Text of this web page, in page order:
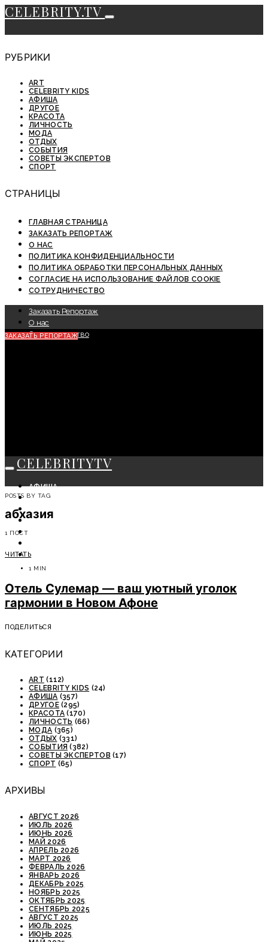
CELEBRITY.TV
РУБРИКИ
ART
CELEBRITY KIDS
АФИША
ДРУГОЕ
КРАСОТА
ЛИЧНОСТЬ
МОДА
ОТДЫХ
СОБЫТИЯ
СОВЕТЫ ЭКСПЕРТОВ
СПОРТ
СТРАНИЦЫ
ГЛАВНАЯ СТРАНИЦА
ЗАКАЗАТЬ РЕПОРТАЖ
О НАС
ПОЛИТИКА КОНФИДЕНЦИАЛЬНОСТИ
ПОЛИТИКА ОБРАБОТКИ ПЕРСОНАЛЬНЫХ ДАННЫХ
СОГЛАСИЕ НА ИСПОЛЬЗОВАНИЕ ФАЙЛОВ COOKIE
СОТРУДНИЧЕСТВО
Заказать Репортаж
О нас
Сотрудничество
ЗАКАЗАТЬ РЕПОРТАЖ
CELEBRITYTV
АФИША
СОБЫТИЯ
КРАСОТА
МОДА
СОВЕТЫ ЭКСПЕРТОВ
POSTS BY TAG
абхазия
1 ПОСТ
ЧИТАТЬ
1 MIN
Отель Сулемар — ваш уютный уголок
гармонии в Новом Афоне
ПОДЕЛИТЬСЯ
КАТЕГОРИИ
ART (112)
CELEBRITY KIDS (24)
АФИША (357)
ДРУГОЕ(295)
КРАСОТА (170)
ЛИЧНОСТЬ (66)
МОДА (365)
ОТДЫХ (331)
СОБЫТИЯ (382)
СОВЕТЫ ЭКСПЕРТОВ (17)
СПОРТ (65)
АРХИВЫ
АВГУСТ 2026
ИЮЛЬ 2026
ИЮНЬ 2026
МАЙ 2026
АПРЕЛЬ 2026
МАРТ 2026
ФЕВРАЛЬ 2026
ЯНВАРЬ 2026
ДЕКАБРЬ 2025
НОЯБРЬ 2025
ОКТЯБРЬ 2025
СЕНТЯБРЬ 2025
АВГУСТ 2025
ИЮЛЬ 2025
ИЮНЬ 2025